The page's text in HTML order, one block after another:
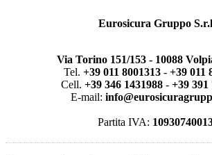
Eurosicura Gruppo S.r.l
Via Torino 151/153 - 10088
Tel. +39 011 8001313- +39 011
Cell. +39 346 1431988- +39 391
E-mail:
Partita IVA: